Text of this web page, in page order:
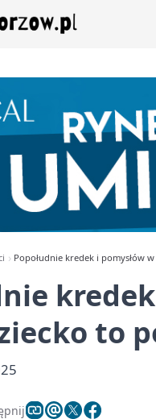
Popołudnie kredek i pomysłów
to